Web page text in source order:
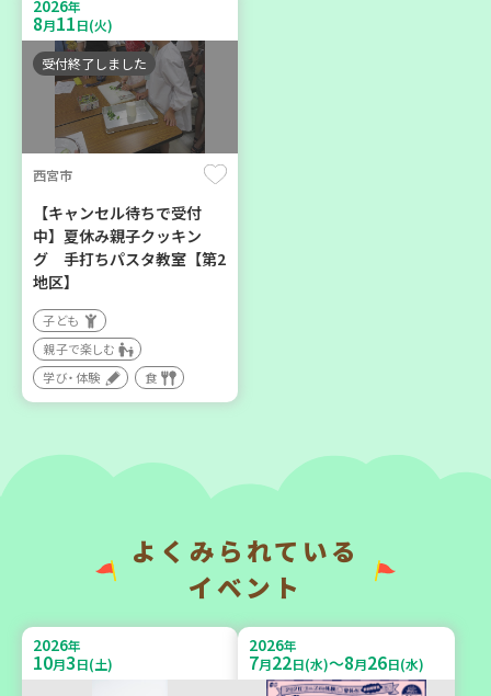
区】
子ども
親子で楽しむ
学び・体験
2026年
加古川市
コープ神吉 子育てひろば
子ども
親子で楽しむ
親子で楽しむ
日(月)
2026年
9 14 26日(土)
2026年
8月11日(火)
受付終了しました
西宮市
【キャンセル待ちで受付
中】夏休み親子クッキン
グ 手打ちパスタ教室【第2
地区】
子ども
親子で楽しむ
学び・体験
食
よくみられている
イベント
2026年
10月3日(土)
2026年
7月22日(水)～8月26日(水)